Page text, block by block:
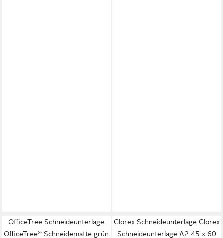
OfficeTree Schneideunterlage
OfficeTree® Schneidematte grün
Glorex Schneideunterlage Glorex
Schneideunterlage A2 45 x 60